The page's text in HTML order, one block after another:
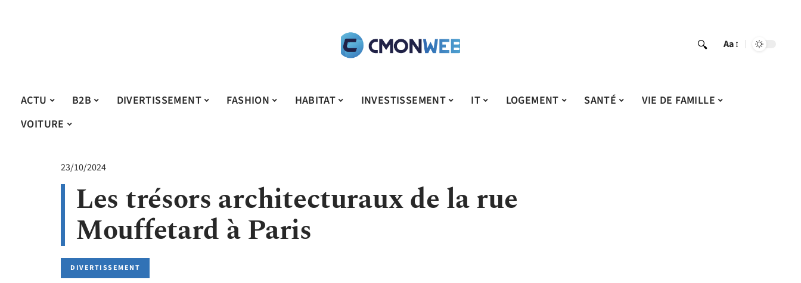
Aa
ACTU B2B DIVERTISSEMENT FASHION HABITAT INVESTISSEMENT IT LOGEMENT SANTÉ
VIE DE FAMILLE
VOITURE
23/10/2024
Les trésors architecturaux de la rue
Mouffetard à Paris
DIVERTISSEMENT